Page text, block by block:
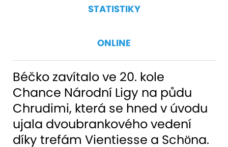
STATISTIKY
ONLINE
Béčko zavítalo ve 20. kole
Chance Národní Ligy na půdu
Chrudimi, která se hned v úvodu
ujala dvoubrankového vedení
díky trefám Vientiesse a Schöna.